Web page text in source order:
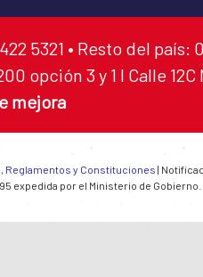
5321 • Resto del país:
opción 3 y 1 I Calle
mejora
Reglamentos y Constituciones |
expedida por el Ministerio de Gobierno.